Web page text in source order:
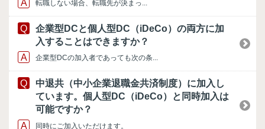
転職しない場合、転職先が決まっ...
企業型DCと個人型DC（iDeCo）の両方に加
入することはできますか？
企業型DCの加入者であっても次の条...
中退共（中小企業退職金共済制度）に加入し
ています。個人型DC（iDeCo）と同時加入は
可能ですか？
同時にご加入いただけます。